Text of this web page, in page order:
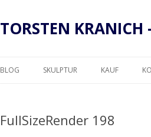
TORSTEN KRANICH
BLOG SKULPTUR KAUF
FullSizeRender 198